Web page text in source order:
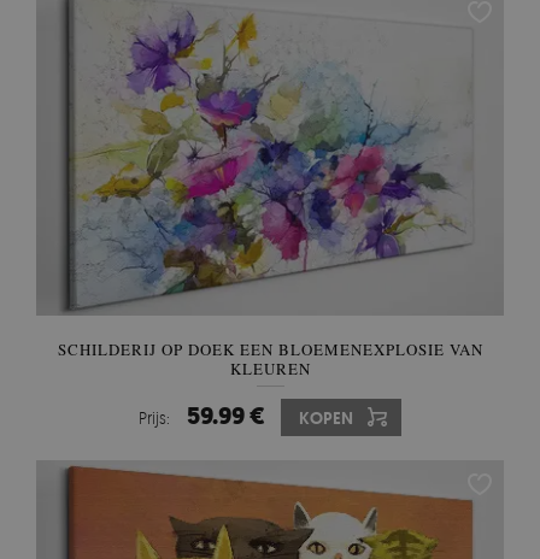
SCHILDERIJ OP DOEK EEN BLOEMENEXPLOSIE VAN
KLEUREN
Prijs: 59.99 € KOPEN